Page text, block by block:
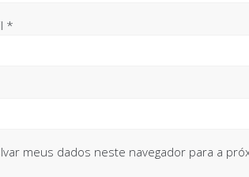
*
meus dados neste navegador para a